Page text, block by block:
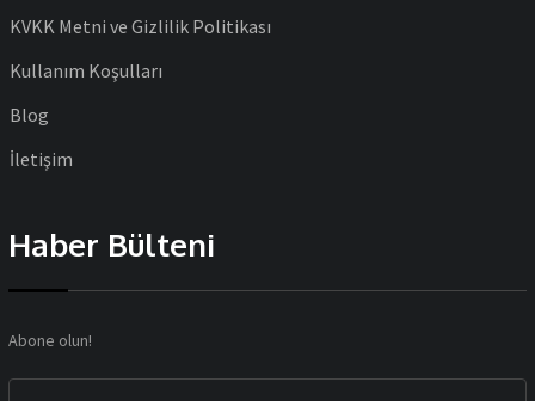
KVKK Metni ve Gizlilik Politikası
Kullanım Koşulları
Blog
İletişim
Haber Bülteni
Abone olun!